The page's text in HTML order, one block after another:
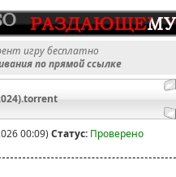
игру бесплатно
по прямой ссылке
00:09) Статус: Проверено